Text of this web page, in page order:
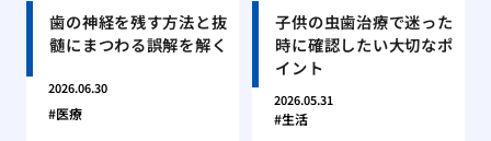
歯の神経を残す方法と抜
髄にまつわる誤解を解く
2026.06.30
医療
子供の虫歯治療で迷った
時に確認したい大切なポ
イント
2026.05.31
生活